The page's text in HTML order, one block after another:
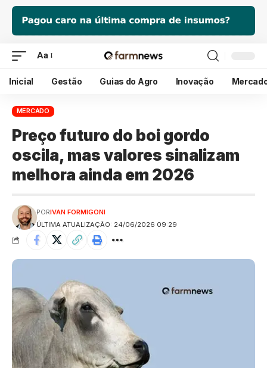
Aa
Inicial Gestão Guias do Agro Inovação
MERCADO
Preço futuro do boi gordo
oscila, mas valores sinalizam
melhora ainda em 2026
ÚLTIMA ATUALIZAÇÃO: 24/06/2026 09:29
PORIVAN FORMIGONI